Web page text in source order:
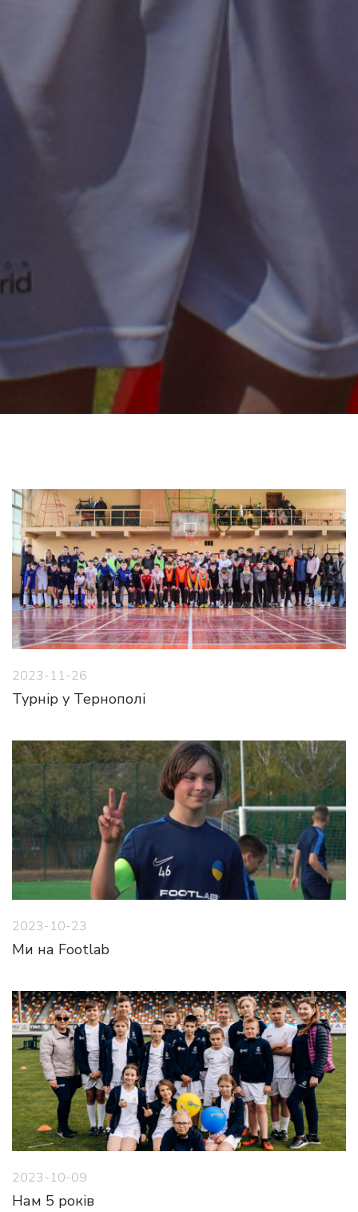
2023-11-26
Турнір у Тернополі
2023-10-23
Ми на Footlab
2023-10-09
Нам 5 років